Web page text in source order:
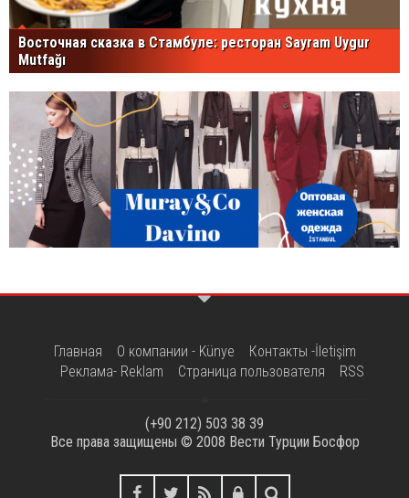
Восточная сказка в Стамбуле: ресторан Sayram Uygur
Mutfağı
Главная О компании - Künye
Контакты -İletişim
Реклама- Reklam
Страница пользователя RSS
(+90 212) 503 38 39
Все права защищены © 2008 Вести Турции Босфор